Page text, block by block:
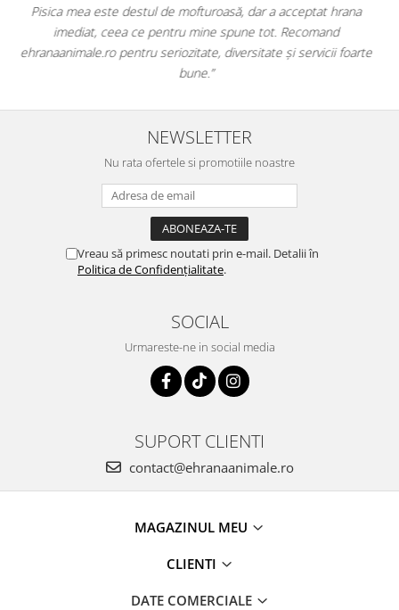
comod să pot comanda tot ce am nevoie pentru animalul meu
dintr-un singur loc. Livrarea a fost rapidă, iar produsele au fost
originale și în termen. Magazin serios, bine organizat și foarte util
pentru orice stăpân de animale.
NEWSLETTER
Nu rata ofertele si promotiile noastre
Vreau să primesc noutati prin e-mail. Detalii în
Politica de Confidențialitate.
SOCIAL
Urmareste-ne in social media
SUPORT CLIENTI
contact@ehranaanimale.ro
MAGAZINUL MEU
CLIENTI
DATE COMERCIALE